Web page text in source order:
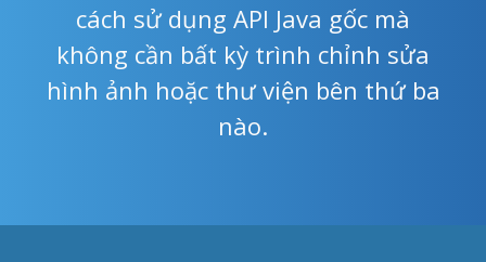
cách sử dụng API Java gốc mà
không cần bất kỳ trình chỉnh sửa
hình ảnh hoặc thư viện bên thứ ba
nào.